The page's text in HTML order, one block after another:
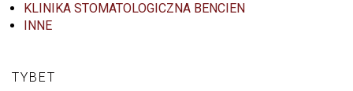
KLINIKA STOMATOLOGICZNA BENCIEN
INNE
TYBET